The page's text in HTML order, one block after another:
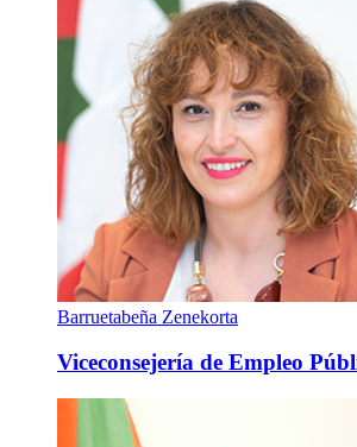
Barruetabeña Zenekorta
Viceconsejería de Empleo